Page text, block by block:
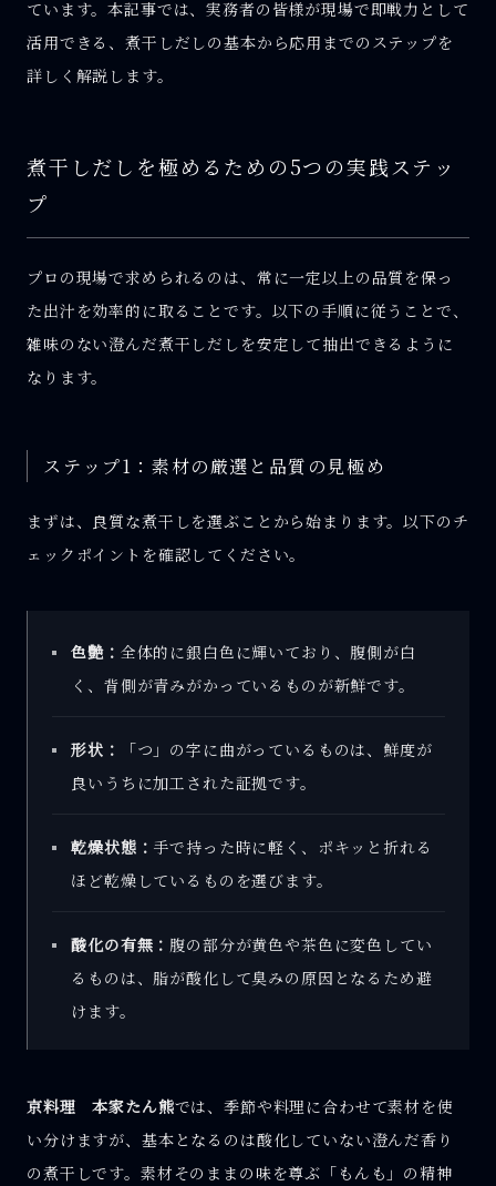
ています。本記事では、実務者の皆様が現場で即戦力として
活用できる、煮干しだしの基本から応用までのステップを
詳しく解説します。
煮干しだしを極めるための5つの実践ステッ
プ
プロの現場で求められるのは、常に一定以上の品質を保っ
た出汁を効率的に取ることです。以下の手順に従うことで、
雑味のない澄んだ煮干しだしを安定して抽出できるように
なります。
ステップ1：素材の厳選と品質の見極め
まずは、良質な煮干しを選ぶことから始まります。以下のチ
ェックポイントを確認してください。
色艶： 全体的に銀白色に輝いており、腹側が白
く、背側が青みがかっているものが新鮮です。
形状：
「つ」の字に曲がっているものは、鮮度が
良いうちに加工された証拠です。
乾燥状態： 手で持った時に軽く、ポキッと折れる
ほど乾燥しているものを選びます。
酸化の有無： 腹の部分が黄色や茶色に変色してい
るものは、脂が酸化して臭みの原因となるため避
けます。
京料理 本家たん熊では、季節や料理に合わせて素材を使
い分けますが、基本となるのは酸化していない澄んだ香り
の煮干しです。素材そのままの味を尊ぶ「もんも」の精神